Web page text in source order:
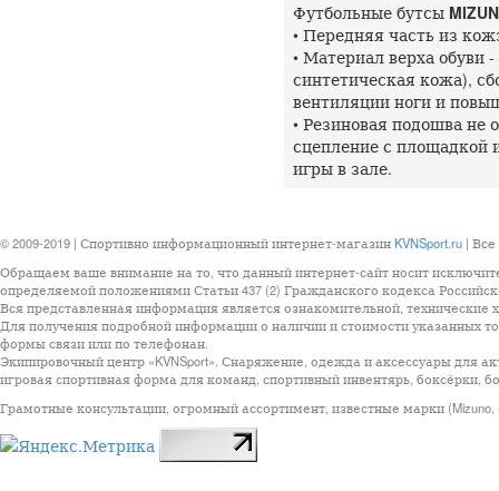
Футбольные бутсы
• Передняя часть из
• Материал верха обуви
синтетическая кожа),
вентиляции ноги и
• Резиновая подошва не
сцепление с площадкой
игры в зале.
© 2009-2019 | Спортивно информационный интернет-магазин KVNSport.ru |
Обращаем ваше внимание на то, что данный интернет-сайт носит
определяемой положениями Статьи 437 (2) Гражданского кодекса
Вся представленная информация является ознакомительной, технические
Для получения подробной информации о наличии и стоимости указанных
формы связи или по телефонан.
Экипировочный центр «KVNSport». Снаряжение, одежда и аксессуары для
игровая спортивная форма для команд, спортивный инвентярь, боксёрки,
Грамотные консультации, огромный ассортимент, известные марки (Mizuno,